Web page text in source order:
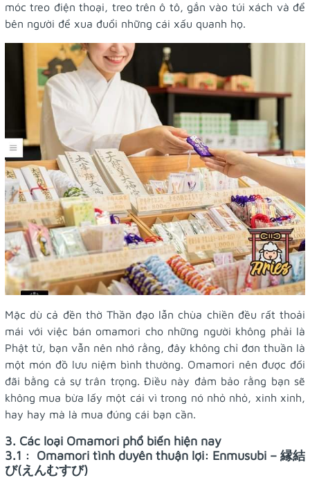
móc treo điện thoại, treo trên ô tô, gắn vào túi xách và để
bên người để xua đuổi những cái xấu quanh họ.
Mặc dù cả đền thờ Thần đạo lẫn chùa chiền đều rất thoải
mái với việc bán omamori cho những người không phải là
Phật tử, bạn vẫn nên nhớ rằng, đây không chỉ đơn thuần là
một món đồ lưu niệm bình thường. Omamori nên được đối
đãi bằng cả sự trân trọng. Điều này đảm bảo rằng bạn sẽ
không mua bừa lấy một cái vì trong nó nhỏ nhỏ, xinh xinh,
hay hay mà là mua đúng cái bạn cần.
3. Các loại Omamori phổ biến hiện nay
3.1 : Omamori tình duyên thuận lợi: Enmusubi – 縁結
び(えんむすび)